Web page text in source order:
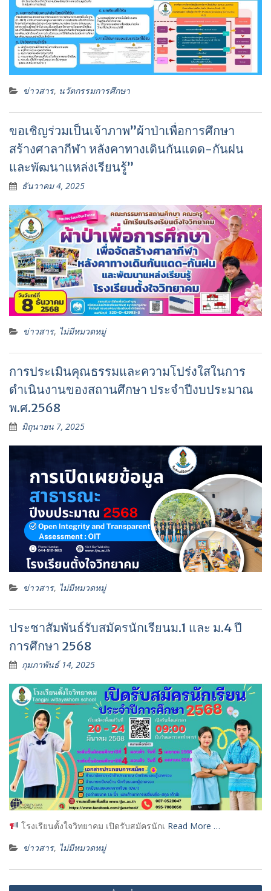
ข่าวสาร, นวัตกรรมการศึกษา
ขอเชิญร่วมเป็นเจ้าภาพ”ผ้าป่าเพื่อการศึกษา
สร้างศาลากีฬา หลังคาทางเดินกันแดด-กันฝน
และพัฒนาแหล่งเรียนรู้”
ธันวาคม 4, 2025
ข่าวสาร, ไม่มีหมวดหมู่
การประเมินคุณธรรมและความโปร่งใสในการ
ดำเนินงานของสถานศึกษา ประจำปีงบประมาณ
พ.ศ.2568
มิถุนายน 7, 2025
ข่าวสาร, ไม่มีหมวดหมู่
ประชาสัมพันธ์รับสมัครนักเรียนม.1 และ ม.4 ปี
การศึกษา 2568
กุมภาพันธ์ 14, 2025
โรงเรียนตั้งใจวิทยาคม เปิดรับสมัครนักเ Read More …
ข่าวสาร, ไม่มีหมวดหมู่
แนะแนว